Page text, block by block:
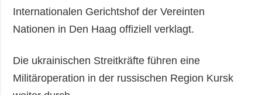
Internationalen Gerichtshof der Vereinten
Nationen in Den Haag offiziell verklagt.
Die ukrainischen Streitkräfte führen eine
Militäroperation in der russischen Region Kursk